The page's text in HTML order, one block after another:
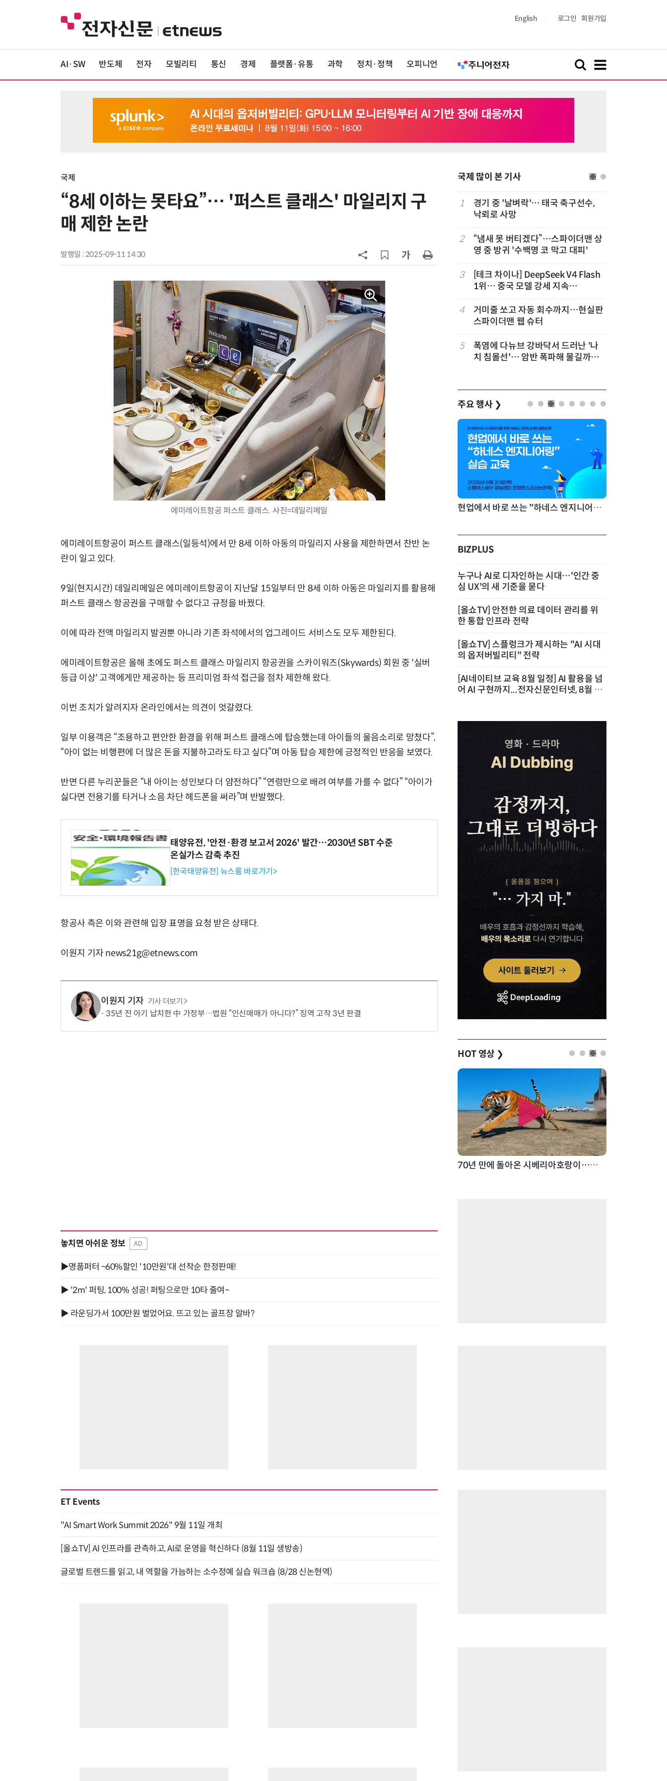
English 로그인 회원가입
AI·SW 반도체 전자 모빌리티 통신 경제 플랫폼·유통 과학 정치·정책 오피니언
국제
“8세 이하는 못타요”… '퍼스트 클래스' 마일리지 구
매 제한 논란
발행일 : 2025-09-11 14:30
에미레이트항공 퍼스트 클래스. 사진=데일리메일
에미레이트항공이 퍼스트 클래스(일등석)에서 만 8세 이하 아동의 마일리지 사용을 제한하면서 찬반 논
란이 일고 있다.
9일(현지시간) 데일리메일은 에미레이트항공이 지난달 15일부터 만 8세 이하 아동은 마일리지를 활용해
퍼스트 클래스 항공권을 구매할 수 없다고 규정을 바꿨다.
이에 따라 전액 마일리지 발권뿐 아니라 기존 좌석에서의 업그레이드 서비스도 모두 제한된다.
에미레이트항공은 올해 초에도 퍼스트 클래스 마일리지 항공권을 스카이워즈(Skywards) 회원 중 '실버
등급 이상' 고객에게만 제공하는 등 프리미엄 좌석 접근을 점차 제한해 왔다.
이번 조치가 알려지자 온라인에서는 의견이 엇갈렸다.
일부 이용객은 “조용하고 편안한 환경을 위해 퍼스트 클래스에 탑승했는데 아이들의 울음소리로 망쳤다”,
“아이 없는 비행편에 더 많은 돈을 지불하고라도 타고 싶다”며 아동 탑승 제한에 긍정적인 반응을 보였다.
반면 다른 누리꾼들은 “내 아이는 성인보다 더 얌전하다” “연령만으로 배려 여부를 가를 수 없다” “아이가
싫다면 전용기를 타거나 소음 차단 헤드폰을 써라”며 반발했다.
태양유전, '안전·환경 보고서 2026' 발간…2030년 SBT 수준
온실가스 감축 추진
[한국태양유전] 뉴스룸 바로가기>
항공사 측은 이와 관련해 입장 표명을 요청 받은 상태다.
이원지 기자 news21g@etnews.com
이원지 기자 기사 더보기
35년 전 아기 납치한 中 가정부…법원 “인신매매가 아니다?” 징역 고작 3년 판결
놓치면 아쉬운 정보 AD
▶명품퍼터 ~60%할인 '10만원'대 선착순 한정판매!
▶ '2m' 퍼팅, 100% 성공! 퍼팅으로만 10타 줄여~
▶ 라운딩가서 100만원 벌었어요. 뜨고 있는 골프장 알바?
ET Events
"AI Smart Work Summit 2026" 9월 11일 개최
[올쇼TV] AI 인프라를 관측하고, AI로 운영을 혁신하다 (8월 11일 생방송)
글로벌 트렌드를 읽고, 내 역할을 가늠하는 소수정예 실습 워크숍 (8/28 신논현역)
국제 많이 본 기사
6
19세 공주도 입대…덴마크, 국방력
러' 처음으로 일본 앞섰다
엔비디아, HBM 독주 흔들”
9
日서 벤틀리 몰다 사고낸 유명 한국
인 인플루언서 체포… 7대 연쇄추돌
후 도망가
10
진정한 우정?…친구 구하려다 둘 다
의자 틈에 목이 낀 순간
1
경기 중 '날벼락'… 태국 축구선수,
낙뢰로 사망
2
“냄새 못 버티겠다”…스파이더맨 상
영 중 방귀 '수백명 코 막고 대피'
3
[테크 차이나] DeepSeek V4 Flash
1위… 중국 모델 강세 지속
순위)
4
거미줄 쏘고 자동 회수까지…현실판
스파이더맨 웹 슈터
5
폭염에 다뉴브 강바닥서 드러난 '나
치 침몰선'… 암반 폭파해 물길까지
주요 행사 ❯
AI 시대의 옵저버빌리티: GPU·LLM 모니터링부터 AI 기반 장애 대응까지 현업에서 바로 쓰는 "하네스 엔지니어링" 실습 교육
BIZPLUS
누구나 AI로 디자인하는 시대…'인간 중
심 UX'의 새 기준을 묻다
[올쇼TV] 안전한 의료 데이터 관리를 위
한 통합 인프라 전략
[올쇼TV] 스플렁크가 제시하는 "AI 시대
의 옵저버빌리티" 전략
[AI네이티브 교육 8월 일정] AI 활용을 넘
어 AI 구현까지...전자신문인터넷, 8월 실
HOT 영상 ❯
70년 만에 돌아온 시베리아호랑이…카자흐스탄 야생에 풀렸다